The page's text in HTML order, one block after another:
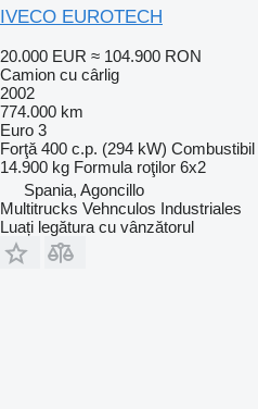
IVECO EUROTECH
20.000 EUR ≈ 104.900 RON
Camion cu cârlig
2002
774.000 km
Euro 3
Forţă 400 c.p. (294 kW) Combustibil
14.900 kg Formula roţilor 6x2
Spania, Agoncillo
Multitrucks Vehnculos Industriales
Luați legătura cu vânzătorul